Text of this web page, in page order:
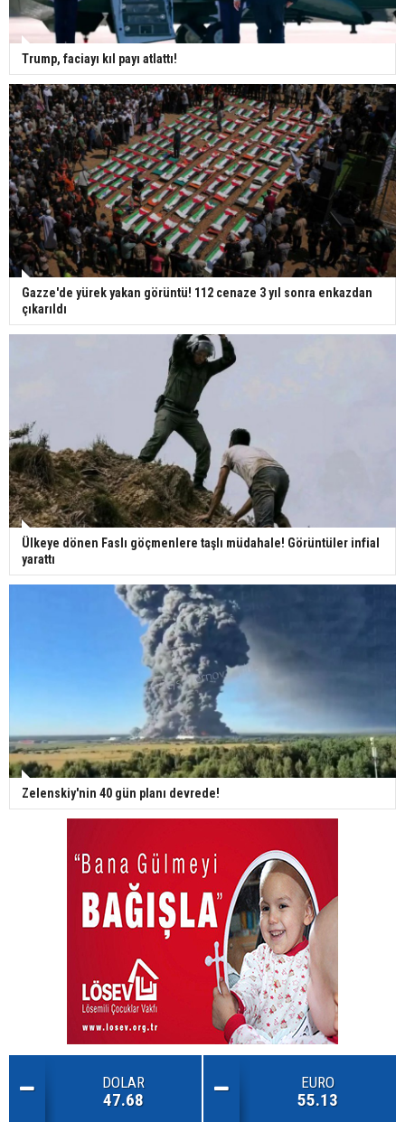
Trump, faciayı kıl payı atlattı!
Gazze'de yürek yakan görüntü! 112 cenaze 3 yıl sonra enkazdan
çıkarıldı
Ülkeye dönen Faslı göçmenlere taşlı müdahale! Görüntüler infial
yarattı
Zelenskiy'nin 40 gün planı devrede!
DOLAR
47.68
EURO
55.13